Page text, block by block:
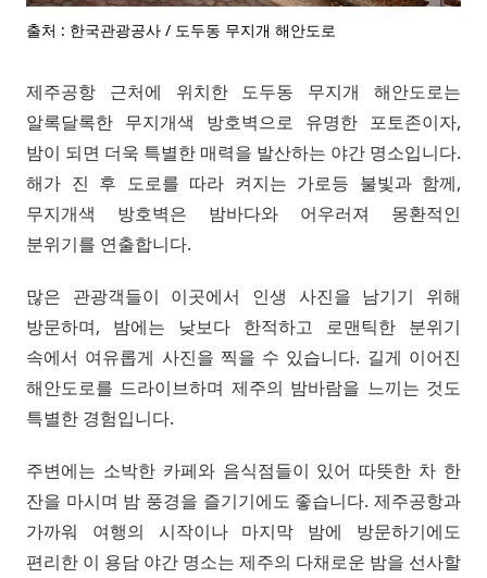
출처 : 한국관광공사 / 도두동 무지개 해안도로
제주공항 근처에 위치한 도두동 무지개 해안도로는
알록달록한 무지개색 방호벽으로 유명한 포토존이자,
밤이 되면 더욱 특별한 매력을 발산하는 야간 명소입니다.
해가 진 후 도로를 따라 켜지는 가로등 불빛과 함께,
무지개색 방호벽은 밤바다와 어우러져 몽환적인
분위기를 연출합니다.
많은 관광객들이 이곳에서 인생 사진을 남기기 위해
방문하며, 밤에는 낮보다 한적하고 로맨틱한 분위기
속에서 여유롭게 사진을 찍을 수 있습니다. 길게 이어진
해안도로를 드라이브하며 제주의 밤바람을 느끼는 것도
특별한 경험입니다.
주변에는 소박한 카페와 음식점들이 있어 따뜻한 차 한
잔을 마시며 밤 풍경을 즐기기에도 좋습니다. 제주공항과
가까워 여행의 시작이나 마지막 밤에 방문하기에도
편리한 이 용담 야간 명소는 제주의 다채로운 밤을 선사할